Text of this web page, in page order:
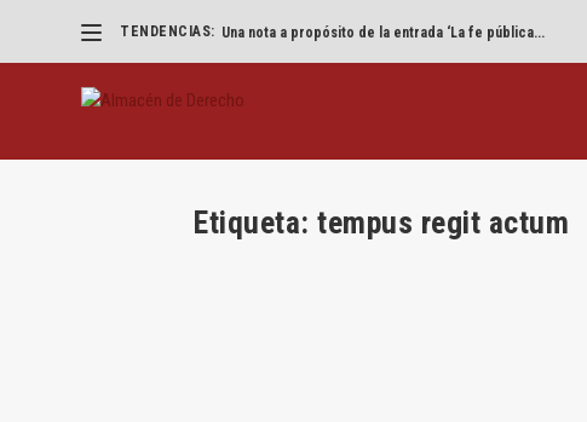
TENDENCIAS: Una nota a propósito de la entrada ‘La fe pública...
Etiqueta: tempus regit actum